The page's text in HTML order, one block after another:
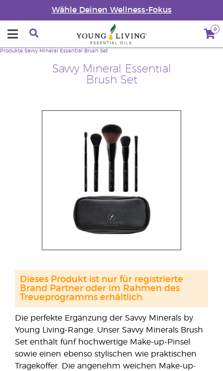
Wähle Deinen Wellness-Fokus
0
Savvy Mineral Essential
Brush Set
Produkte Savvy Mineral Essential Brush Set
Die perfekte Ergänzung der Savvy Minerals by
Young Living-Range. Unser Savvy Minerals Brush
Set enthält fünf hochwertige Make-up-Pinsel
sowie einen ebenso stylischen wie praktischen
Tragekoffer. Die angenehm weichen Make-up-
Dieses Produkt ist nur für registrierte
Brand Partner oder im Rahmen des
Treueprogramms erhältlich.